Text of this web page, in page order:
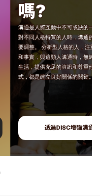
嗎?
溝通是人際互動中不可或缺的一
對不同人格特質的人時，溝通的
要調整。
分析型人格的人，注重
和事實，與這類人溝通時，無論
生活，提供充足的資訊和尊重他
式，都是建立良好關係的關鍵。
透過DISC增強溝通力